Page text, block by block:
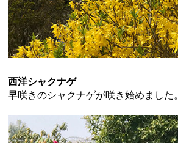
西洋シャクナゲ
早咲きのシャクナゲが咲き始めました。